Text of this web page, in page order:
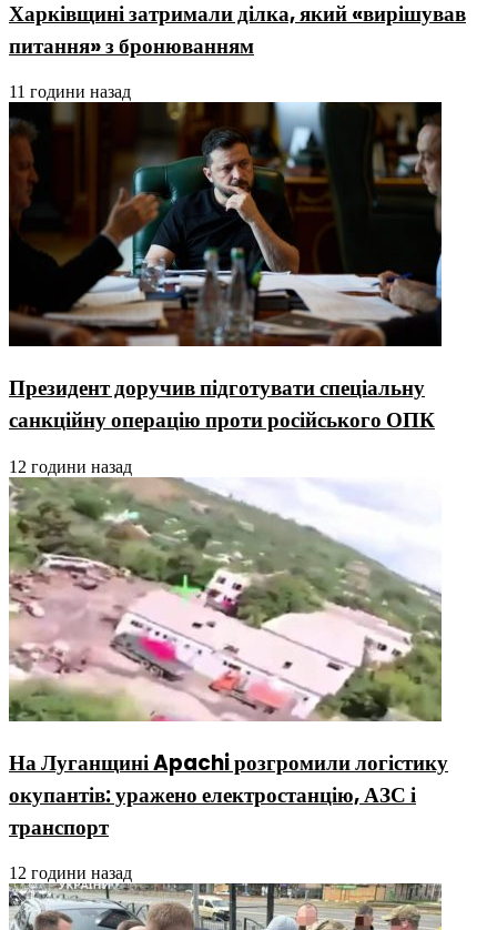
Харківщині затримали ділка, який «вирішував
питання» з бронюванням
11 години назад
Президент доручив підготувати спеціальну
санкційну операцію проти російського ОПК
12 години назад
На Луганщині Apachi розгромили логістику
окупантів: уражено електростанцію, АЗС і
транспорт
12 години назад